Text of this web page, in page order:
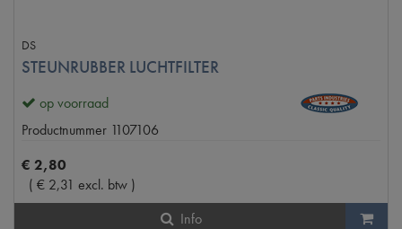
DS
STEUNRUBBER LUCHTFILTER
op voorraad
Productnummer 1107106
€ 2,80
( € 2,31 excl. btw )
Info